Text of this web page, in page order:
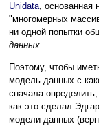
Unidata, основанная
"многомерных
ни одной попытки
данных.
Поэтому, чтобы
модель данных с
сначала
как это сделал
модели данных